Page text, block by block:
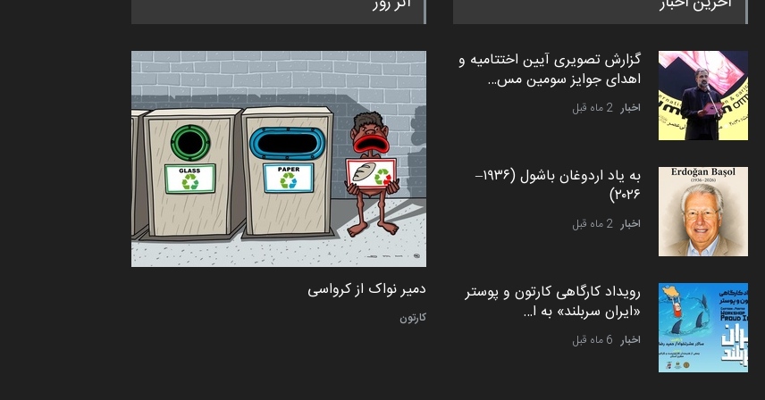
جشنواره بین‌المللی کارتون مدارس
پرتغال، ۲۰۲۷
مهلت 4 ماه دیگر
پنجمین مسابقۀ بین‌المللی کارتون
طنز «کلاه‌ای…
گزارش تصویری آیین اختتامیه و
اهدای جوایز سومین مس…
اخبار 2 ماه قبل
به یاد اردوغان باشول (۱۹۳۶–
۲۰۲۶)
اخبار 2 ماه قبل
رویداد کارگاهی کارتون و پوستر
«ایران سربلند» به ا…
اخبار 6 ماه قبل
دمیر نواک از کرواسی
کارتون
امین الحباره از عربستان سعودی
کاریکاتور